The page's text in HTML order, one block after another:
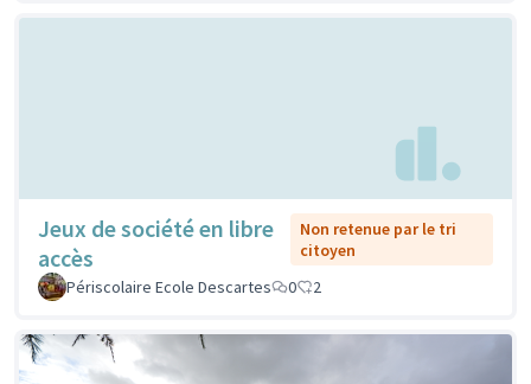
Jeux de société en libre
accès
Non retenue par le tri
citoyen
Périscolaire Ecole Descartes
0 2